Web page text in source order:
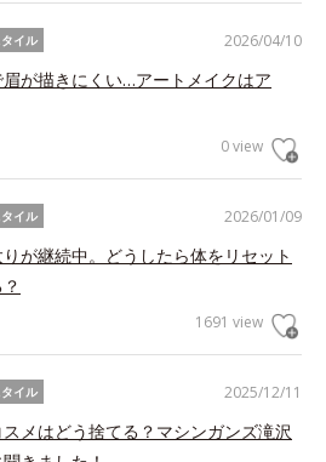
2026/04/10
イル
が描きにくい…アートメイクはア
0 view
2026/01/09
イル
が継続中。どうしたら体をリセット
1691 view
2025/12/11
イル
メはどう捨てる？マシンガンズ滝沢